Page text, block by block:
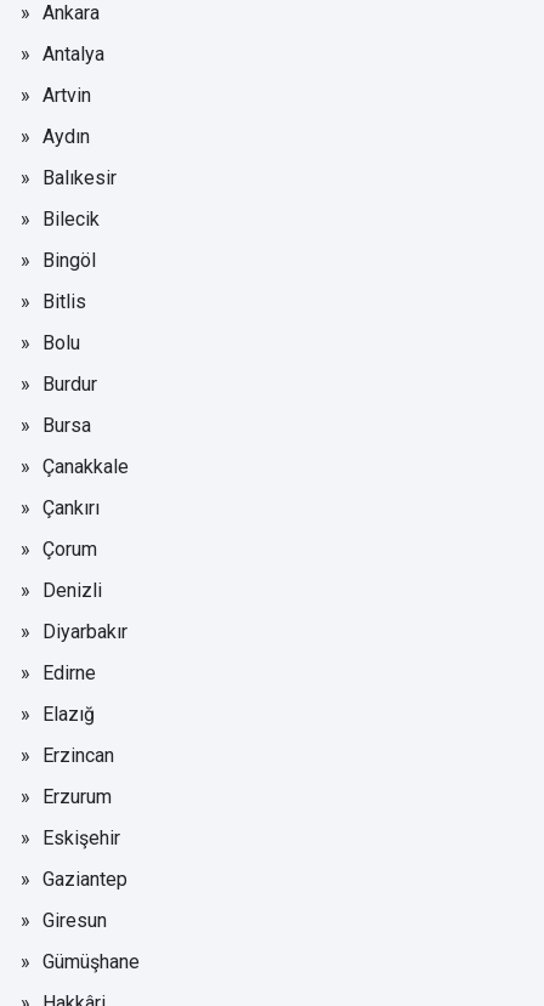
Ankara
Antalya
Artvin
Aydın
Balıkesir
Bilecik
Bingöl
Bitlis
Bolu
Burdur
Bursa
Çanakkale
Çankırı
Çorum
Denizli
Diyarbakır
Edirne
Elazığ
Erzincan
Erzurum
Eskişehir
Gaziantep
Giresun
Gümüşhane